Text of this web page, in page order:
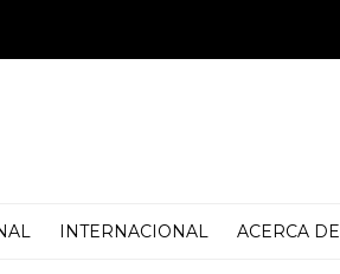
INTERNACIONAL ACERCA DE